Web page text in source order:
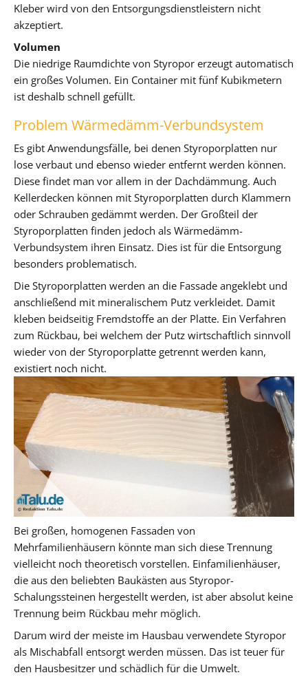
Kleber wird von den Entsorgungsdienstleistern nicht
akzeptiert.
Volumen
Die niedrige Raumdichte von Styropor erzeugt automatisch
ein großes Volumen. Ein Container mit fünf Kubikmetern
ist deshalb schnell gefüllt.
Problem Wärmedämm-Verbundsystem
Es gibt Anwendungsfälle, bei denen Styroporplatten nur
lose verbaut und ebenso wieder entfernt werden können.
Diese findet man vor allem in der Dachdämmung. Auch
Kellerdecken können mit Styroporplatten durch Klammern
oder Schrauben gedämmt werden. Der Großteil der
Styroporplatten finden jedoch als Wärmedämm-
Verbundsystem ihren Einsatz. Dies ist für die Entsorgung
besonders problematisch.
Die Styroporplatten werden an die Fassade angeklebt und
anschließend mit mineralischem Putz verkleidet. Damit
kleben beidseitig Fremdstoffe an der Platte. Ein Verfahren
zum Rückbau, bei welchem der Putz wirtschaftlich sinnvoll
wieder von der Styroporplatte getrennt werden kann,
existiert noch nicht.
Bei großen, homogenen Fassaden von
Mehrfamilienhäusern könnte man sich diese Trennung
vielleicht noch theoretisch vorstellen. Einfamilienhäuser,
die aus den beliebten Baukästen aus Styropor-
Schalungssteinen hergestellt werden, ist aber absolut keine
Trennung beim Rückbau mehr möglich.
Darum wird der meiste im Hausbau verwendete Styropor
als Mischabfall entsorgt werden müssen. Das ist teuer für
den Hausbesitzer und schädlich für die Umwelt.